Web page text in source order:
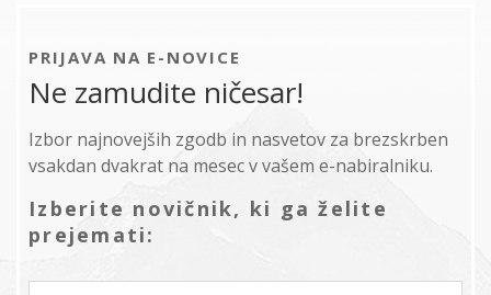
PRIJAVA NA E-NOVICE
Ne zamudite ničesar!
Izbor najnovejših zgodb in nasvetov za brezskrben
vsakdan dvakrat na mesec v vašem e-nabiralniku.
Izberite novičnik, ki ga želite
prejemati: